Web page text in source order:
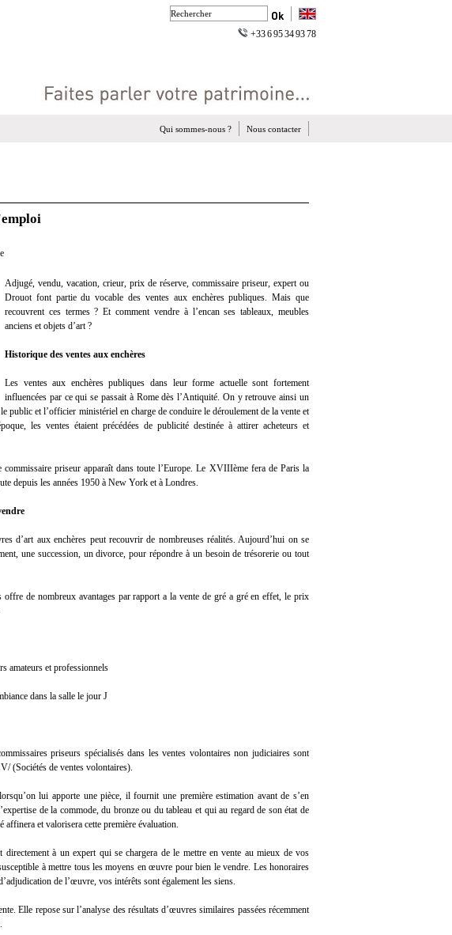
+33 6 95 34 93 78
Nous contacter
Qui sommes-nous ?
Adjugé, vendu, vacation, crieur, prix de réserve, commissaire priseur, expert ou
Drouot font partie du vocable des ventes aux enchères publiques. Mais que
recouvrent ces termes ? Et comment vendre à l’encan ses tableaux, meubles
anciens et objets d’art ?
Historique des ventes aux enchères
Les ventes aux enchères publiques dans leur forme actuelle sont fortement
influencées par ce qui se passait à Rome dès l’Antiquité. On y retrouve ainsi un
public et l’officier ministériel en charge de conduire le déroulement de la vente et
les ventes étaient précédées de publicité destinée à attirer acheteurs et
priseur apparaît dans toute l’Europe. Le XVIIIème fera de Paris la
depuis les années 1950 à New York et à Londres.
d’art aux enchères peut recouvrir de nombreuses réalités. Aujourd’hui on se
une succession, un divorce, pour répondre à un besoin de trésorerie ou tout
de nombreux avantages par rapport a la vente de gré a gré en effet, le prix
amateurs et professionnels
dans la salle le jour J
priseurs spécialisés dans les ventes volontaires non judiciaires sont
(Sociétés de ventes volontaires).
lui apporte une pièce, il fournit une première estimation avant de s’en
de la commode, du bronze ou du tableau et qui au regard de son état de
affinera et valorisera cette première évaluation.
à un expert qui se chargera de le mettre en vente au mieux de vos
à mettre tous les moyens en œuvre pour bien le vendre. Les honoraires
de l’œuvre, vos intérêts sont également les siens.
Elle repose sur l’analyse des résultats d’œuvres similaires passées récemment